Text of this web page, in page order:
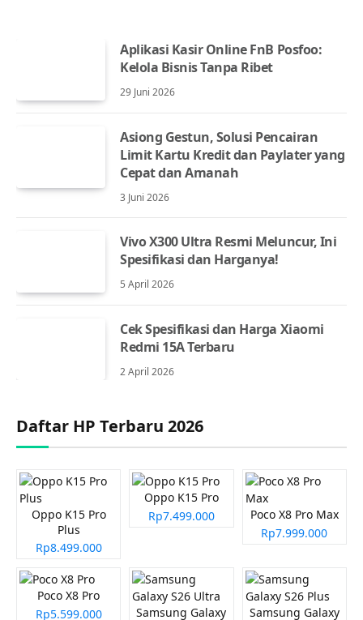
Aplikasi Kasir Online FnB Posfoo:
Kelola Bisnis Tanpa Ribet
29 Juni 2026
Asiong Gestun, Solusi Pencairan
Limit Kartu Kredit dan Paylater yang
Cepat dan Amanah
3 Juni 2026
Vivo X300 Ultra Resmi Meluncur, Ini
Spesifikasi dan Harganya!
5 April 2026
Cek Spesifikasi dan Harga Xiaomi
Redmi 15A Terbaru
2 April 2026
Daftar HP Terbaru 2026
Oppo K15 Pro
Plus
Rp8.499.000
Oppo K15 Pro
Rp7.499.000
Poco X8 Pro Max
Rp7.999.000
Poco X8 Pro
Rp5.599.000
Samsung Galaxy Samsung Galaxy